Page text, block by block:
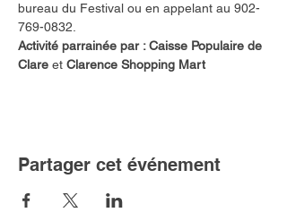
bureau du Festival ou en appelant au 902-
769-0832.
Activité parrainée par : Caisse Populaire de
Clare et Clarence Shopping Mart
Partager cet événement